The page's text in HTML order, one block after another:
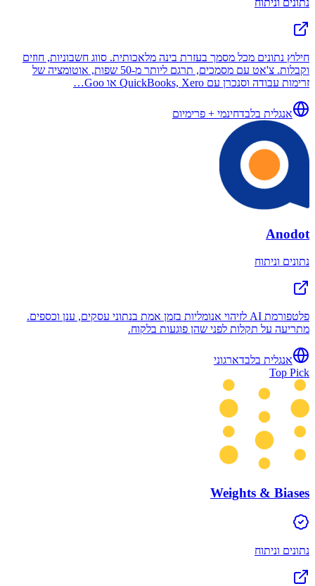
נתונים וניתוח
חילוץ נתונים מכל מסמך בעזרת בינה מלאכותית. סווג חשבוניות, חוזים
וקבלות. צ'אט עם מסמכים, תרגם ליותר מ-50 שפות, אוטומציה של
זרימות עבודה וסנכרן עם QuickBooks, Xero או Goo…
אנגלית בלבדחינמי + פרימיום
Anodot
נתונים וניתוח
פלטפורמת AI לזיהוי אנומליות בזמן אמת בנתוני עסקים, ענן וכספים.
מתריעה על תקלות לפני שהן פוגעות בלקוח.
אנגלית בלבדארגוני
Top Pick
Weights & Biases
נתונים וניתוח